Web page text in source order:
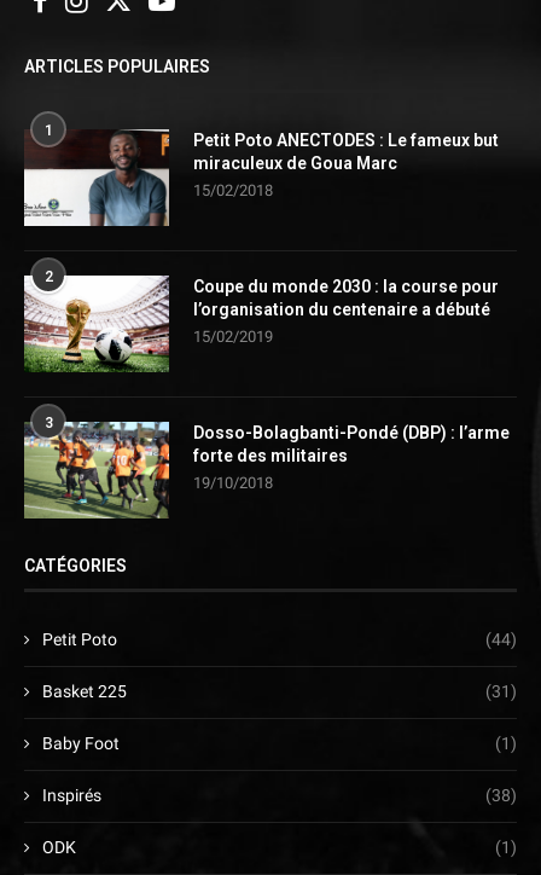
ARTICLES POPULAIRES
1
Petit Poto ANECTODES : Le fameux but
miraculeux de Goua Marc
15/02/2018
2
Coupe du monde 2030 : la course pour
l’organisation du centenaire a débuté
15/02/2019
3
Dosso-Bolagbanti-Pondé (DBP) : l’arme
forte des militaires
19/10/2018
CATÉGORIES
Petit Poto (44)
Basket 225 (31)
Baby Foot (1)
Inspirés (38)
ODK (1)